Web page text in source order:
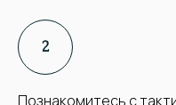
Познакомитесь с